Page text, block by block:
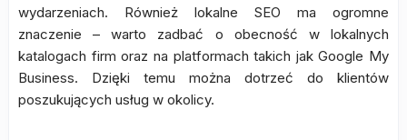
wydarzeniach. Również lokalne SEO ma ogromne
znaczenie – warto zadbać o obecność w lokalnych
katalogach firm oraz na platformach takich jak Google My
Business. Dzięki temu można dotrzeć do klientów
poszukujących usług w okolicy.